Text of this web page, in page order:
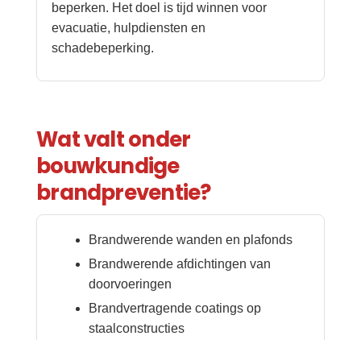
beperken. Het doel is tijd winnen voor
evacuatie, hulpdiensten en
schadebeperking.
Wat valt onder
bouwkundige
brandpreventie?
Brandwerende wanden en plafonds
Brandwerende afdichtingen van
doorvoeringen
Brandvertragende coatings op
staalconstructies